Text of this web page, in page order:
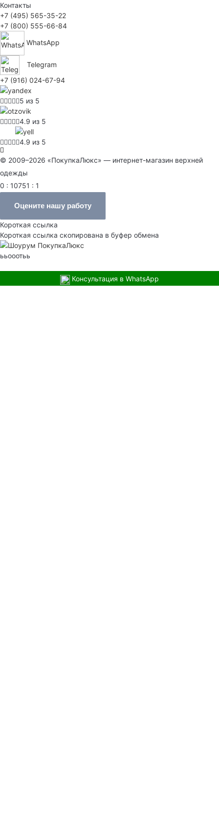
Контакты
+7 (495) 565-35-22
+7 (800) 555-66-84
WhatsApp
Telegram
+7 (916) 024-67-94
5 из 5
4.9 из 5
4.9 из 5
© 2009–2026 «ПокупкаЛюкс» — интернет-магазин верхней
одежды
0 : 10751 : 1
Оцените нашу работу
Короткая ссылка
Короткая ссылка скопирована в буфер обмена
ььооотьь
Консультация в WhatsApp